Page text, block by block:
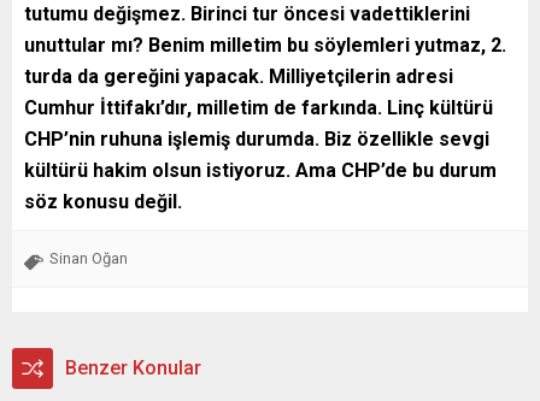
tutumu değişmez. Birinci tur öncesi vadettiklerini
unuttular mı? Benim milletim bu söylemleri yutmaz, 2.
turda da gereğini yapacak. Milliyetçilerin adresi
Cumhur İttifakı’dır, milletim de farkında. Linç kültürü
CHP’nin ruhuna işlemiş durumda. Biz özellikle sevgi
kültürü hakim olsun istiyoruz. Ama CHP’de bu durum
söz konusu değil.
Sinan Oğan
Benzer Konular